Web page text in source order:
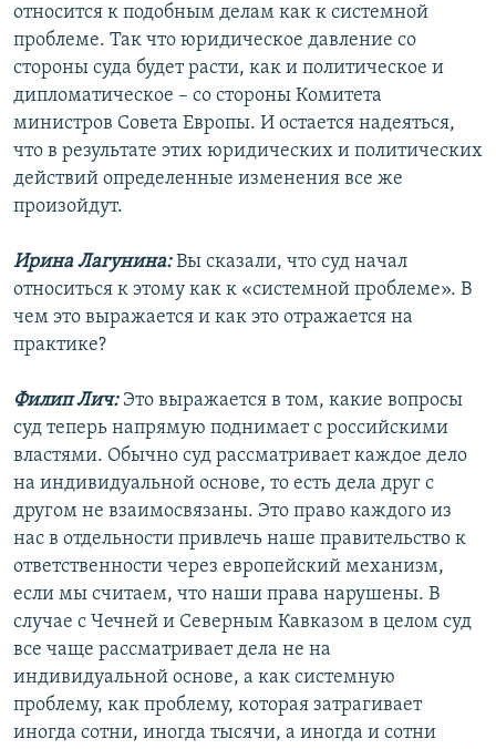
относится к подобным делам как к системной
проблеме. Так что юридическое давление со
стороны суда будет расти, как и политическое и
дипломатическое – со стороны Комитета
министров Совета Европы. И остается надеяться,
что в результате этих юридических и политических
действий определенные изменения все же
произойдут.
Ирина Лагунина:Вы сказали, что суд начал
относиться к этому как к «системной проблеме». В
чем это выражается и как это отражается на
практике?
Филип Лич:Это выражается в том, какие вопросы
суд теперь напрямую поднимает с российскими
властями. Обычно суд рассматривает каждое дело
на индивидуальной основе, то есть дела друг с
другом не взаимосвязаны. Это право каждого из
нас в отдельности привлечь наше правительство к
ответственности через европейский механизм,
если мы считаем, что наши права нарушены. В
случае с Чечней и Северным Кавказом в целом суд
все чаще рассматривает дела не на
индивидуальной основе, а как системную
проблему, как проблему, которая затрагивает
иногда сотни, иногда тысячи, а иногда и сотни